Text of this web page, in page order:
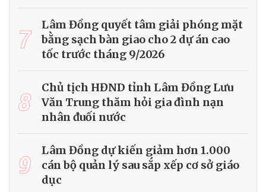
7
Lâm Đồng quyết tâm giải phóng mặt
bằng sạch bàn giao cho 2 dự án cao
tốc trước tháng 9/2026
8
Chủ tịch HĐND tỉnh Lâm Đồng Lưu
Văn Trung thăm hỏi gia đình nạn
nhân đuối nước
9
Lâm Đồng dự kiến giảm hơn 1.000
cán bộ quản lý sau sắp xếp cơ sở giáo
dục